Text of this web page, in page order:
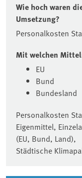
Wie hoch waren
Umsetzung?
Personalkosten
Mit welchen
EU
Bund
Bundesland
Personalkosten
Eigenmittel,
(EU, Bund, Land),
Städtische